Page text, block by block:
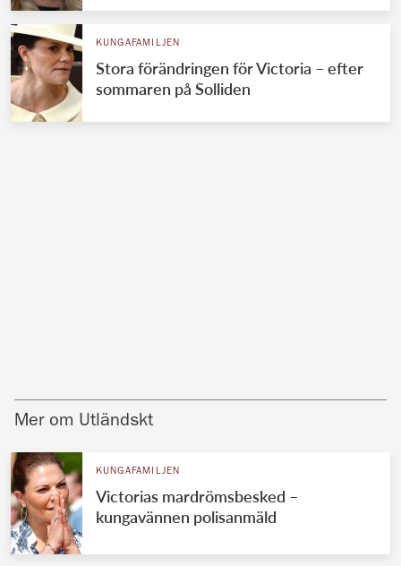
KUNGAFAMILJEN
Stora förändringen för Victoria – efter
sommaren på Solliden
Mer om Utländskt
KUNGAFAMILJEN
Victorias mardrömsbesked –
kungavännen polisanmäld